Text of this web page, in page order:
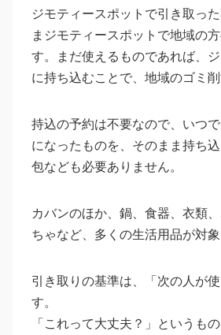
ジモティースポットで引き取っ
まジモティースポットで地域の
す。まだ使えるものであれば、
に持ち込むことで、地域のゴミ削
持込の予約は不要なので、いつ
になったものを、そのまま持ち
包なども必要ありません。
カバンのほか、鍋、食器、衣類
ちゃなど、多くの生活用品が対象
引き取りの基準は、「次の人が
す。
「これって大丈夫？」というも